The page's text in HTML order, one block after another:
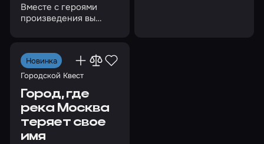
Вместе с героями
произведения вы
провинциальной
Коломны 19-го века
Новинка
Городской Квест
Город, где
река Москва
теряет свое
имя